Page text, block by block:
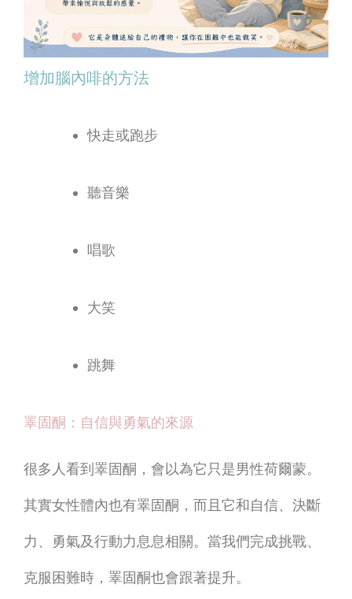
增加腦內啡的方法
快走或跑步
聽音樂
唱歌
大笑
跳舞
睪固酮：自信與勇氣的來源
很多人看到睪固酮，會以為它只是男性荷爾蒙。
其實女性體內也有睪固酮，而且它和自信、決斷
力、勇氣及行動力息息相關。當我們完成挑戰、
克服困難時，睪固酮也會跟著提升。